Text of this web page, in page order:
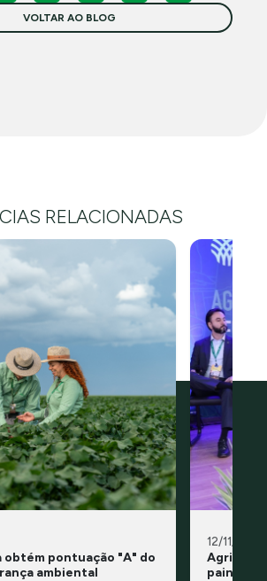
VOLTAR AO BLOG
RELACIONADAS
obtém pontuação "A" do
ambiental
12/11/2025
painel no